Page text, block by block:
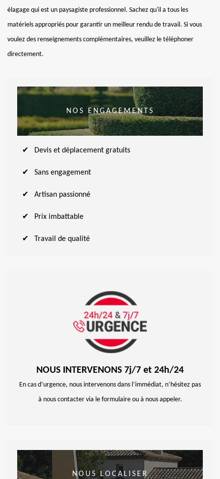
élagage qui est un paysagiste professionnel. Sachez qu'il a tous les
matériels appropriés pour garantir un meilleur rendu de travail. Si vous
voulez des renseignements complémentaires, veuillez le téléphoner
directement.
NOS ENGAGEMENTS
Devis et déplacement gratuits
Sans engagement
Artisan passionné
Prix imbattable
Travail de qualité
NOUS INTERVENONS 7j/7 et 24h/24
En cas d’urgence, nous intervenons dans l’immédiat, n’hésitez pas
à nous contacter via le formulaire ou à nous appeler.
NOUS LOCALISER